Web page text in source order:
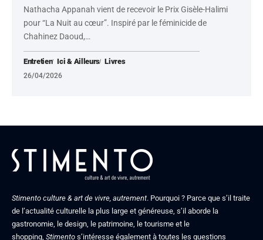
Nathacha Appanah vient de recevoir le Prix Gisèle-Halimi
pour “La Nuit au cœur”. Inspiré par le féminicide de
Chahinez Daoud,…
Entretien Ici & Ailleurs Livres
26/04/2026
Stimento culture & art de vivre, autrement. Pourquoi ? Parce que s’il traite
de l’actualité culturelle la plus large et généreuse, s’il aborde la
gastronomie, le design, le patrimoine, le tourisme et le
shopping, Stimento s’intéresse également à toutes les questions